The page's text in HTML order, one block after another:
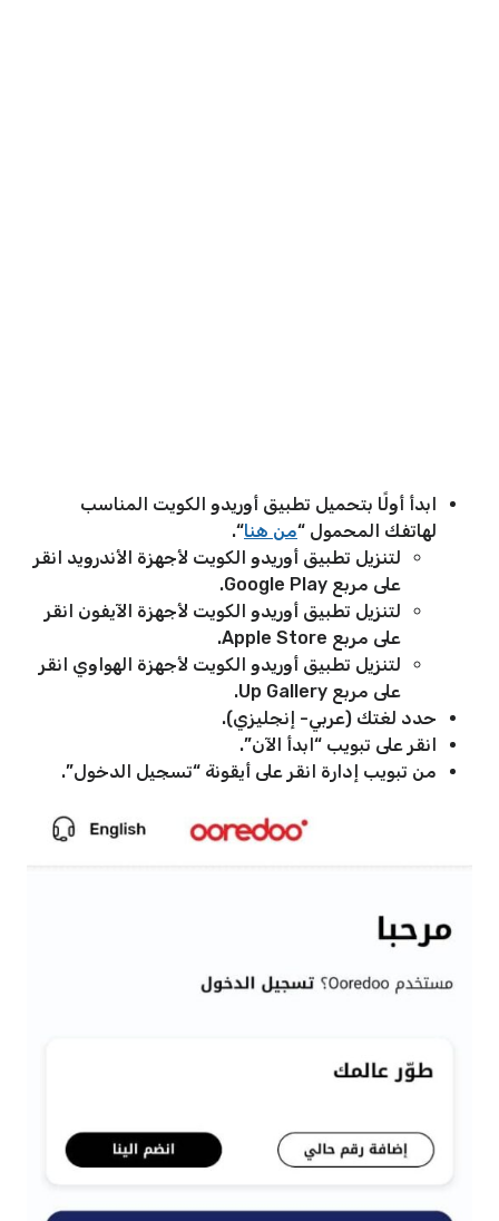
ابدأ أولًا بتحميل تطبيق أوريدو الكويت المناسب
لهاتفك المحمول “من هنا“.
لتنزيل تطبيق أوريدو الكويت لأجهزة الأندرويد انقر
على مربع Google Play.
لتنزيل تطبيق أوريدو الكويت لأجهزة الآيفون انقر
على مربع Apple Store.
لتنزيل تطبيق أوريدو الكويت لأجهزة الهواوي انقر
على مربع Up Gallery.
حدد لغتك (عربي- إنجليزي).
انقر على تبويب “ابدأ الآن”.
من تبويب إدارة انقر على أيقونة “تسجيل الدخول”.